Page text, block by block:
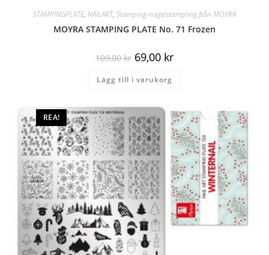
STAMPINGPLATE, NAILART, Stamping-nagelstämpling från MOYRA
MOYRA STAMPING PLATE No. 71 Frozen
109,00kr 69,00 kr
Lägg till i varukorg
REA!